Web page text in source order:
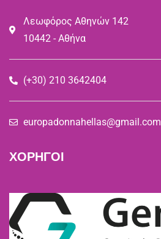
Λεωφόρος Αθηνών 142
10442 - Αθήνα
(+30) 210 3642404
europadonnahellas@gmail.com
ΧΟΡΗΓΟΙ